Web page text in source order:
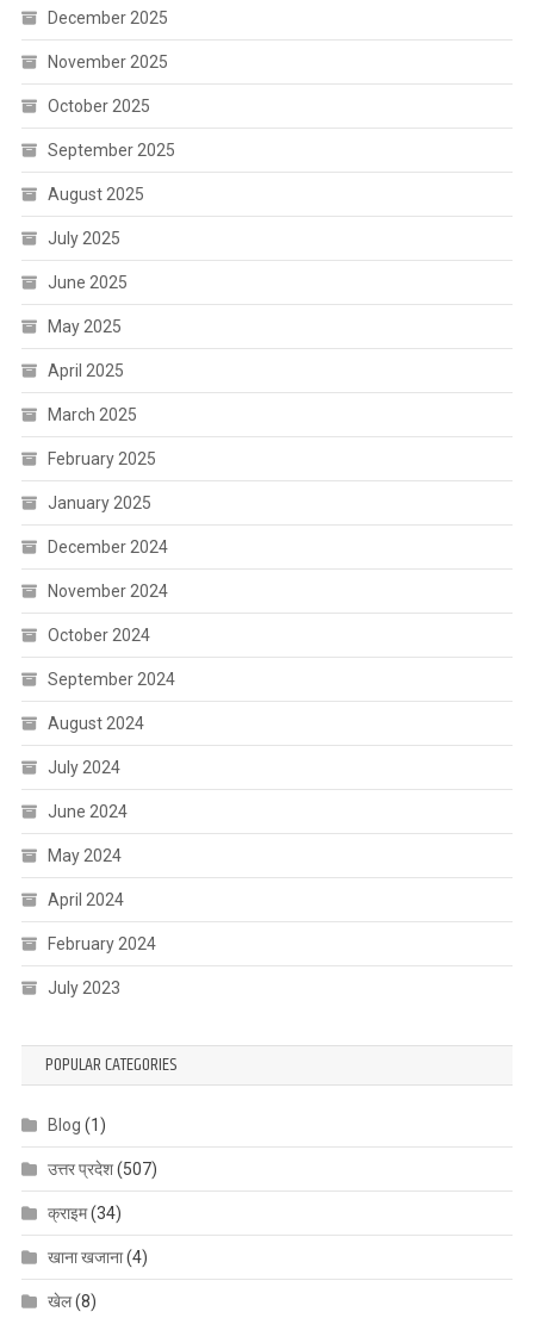
December 2025
November 2025
October 2025
September 2025
August 2025
July 2025
June 2025
May 2025
April 2025
March 2025
February 2025
January 2025
December 2024
November 2024
October 2024
September 2024
August 2024
July 2024
June 2024
May 2024
April 2024
February 2024
July 2023
POPULAR CATEGORIES
Blog (1)
उत्तर प्रदेश(507)
क्राइम(34)
खाना खजाना(4)
खेल(8)